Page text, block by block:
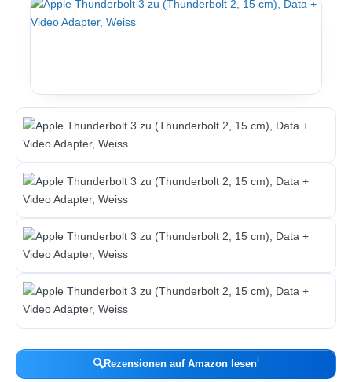
🔍Rezensionen auf Amazon lesenℹ︎